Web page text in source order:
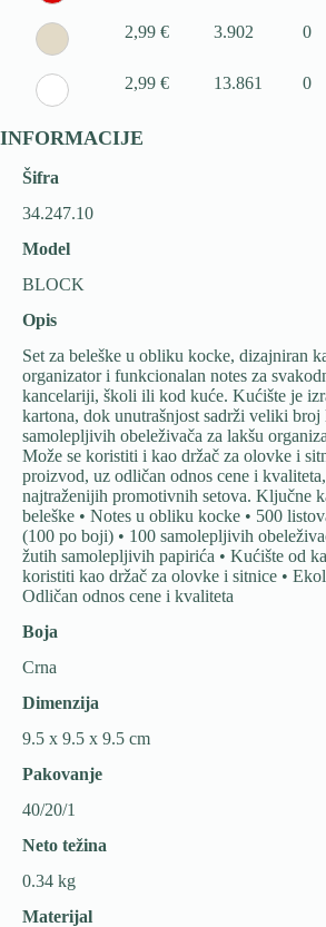
2,99 € 3.902 0
2,99 € 13.861 0
INFORMACIJE
Šifra
34.247.10
Model
BLOCK
Opis
Set za beleške u obliku kocke, dizajniran
organizator i funkcionalan notes za
kancelariji, školi ili kod kuće. Kućište je
kartona, dok unutrašnjost sadrži veliki broj
samolepljivih obeleživača za lakšu
Može se koristiti i kao držač za olovke i
proizvod, uz odličan odnos cene i
najtraženijih promotivnih setova. Ključne
beleške • Notes u obliku kocke • 500
(100 po boji) • 100 samolepljivih
žutih samolepljivih papirića • Kućište od
koristiti kao držač za olovke i sitnice •
Odličan odnos cene i kvaliteta
Boja
Crna
Dimenzija
9.5 x 9.5 x 9.5 cm
Pakovanje
40/20/1
Neto težina
0.34 kg
Materijal